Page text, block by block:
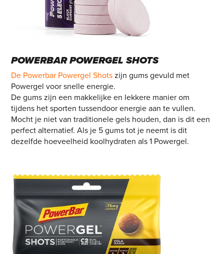
POWERBAR POWERGEL SHOTS
De Powerbar Powergel Shotszijn gums gevuld met
Powergel voor snelle energie.
De gums zijn een makkelijke en lekkere manier om
tijdens het sporten tussendoor energie aan te vullen.
Mocht je niet van traditionele gels houden, dan is dit een
perfect alternatief. Als je 5 gums tot je neemt is dit
dezelfde hoeveelheid koolhydraten als 1 Powergel.